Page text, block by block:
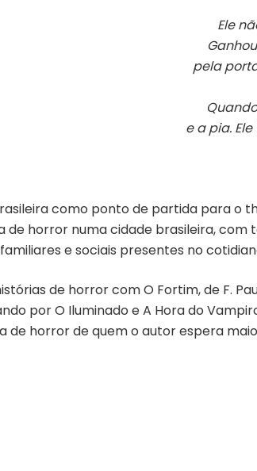
Ele
pela
e a pia.
como ponto de partida para o
de horror numa cidade brasileira,
e sociais presentes no
de horror com O Fortim, de F.
por O Iluminado e A Hora do
horror de quem o autor espera